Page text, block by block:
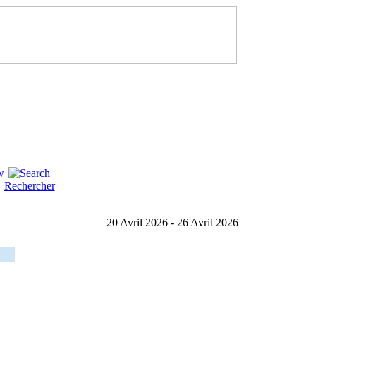
Rechercher
20 Avril 2026 - 26 Avril 2026